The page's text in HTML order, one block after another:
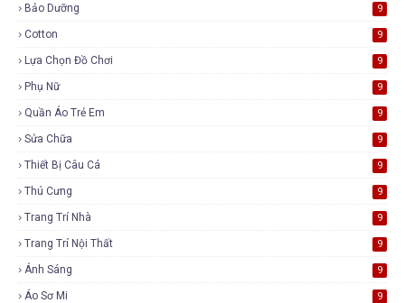
Bảo Dưỡng 9
Cotton 9
Lựa Chọn Đồ Chơi 9
Phụ Nữ 9
Quần Áo Trẻ Em 9
Sửa Chữa 9
Thiết Bị Câu Cá 9
Thú Cưng 9
Trang Trí Nhà 9
Trang Trí Nội Thất 9
Ánh Sáng 9
Áo Sơ Mi 9